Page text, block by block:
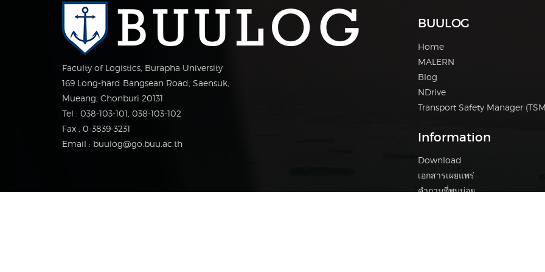
Faculty of Logistics, Burapha University
169 Long-hard Bangsean Road, Saensuk,
Mueang, Chonburi 20131
Tel : 038-103-101, 038-103-102
Fax : 0-3839-3231
Email : buulog@go.buu.ac.th
BUULOG
Home
MALERN
Blog
NDrive
Transport Safety Manager
Information
Download
เอกสารเผยแพร่
คำถามที่พบบ่อย